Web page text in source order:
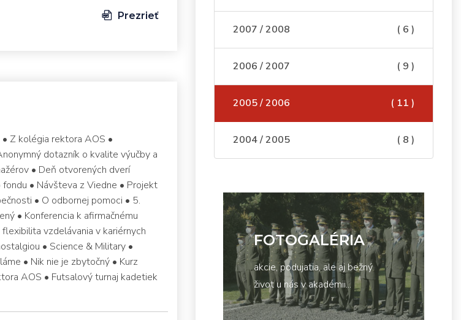
Prezrieť
Z kolégia rektora AOS •
dotazník o kvalite výučby a
• Deň otvorených dverí
• Návšteva z Viedne • Projekt
• O odbornej pomoci • 5.
• Konferencia k afirmačnému
vzdelávania v kariérnych
• Science & Military •
• Nik nie je zbytočný • Kurz
AOS • Futsalový turnaj kadetiek
2007 / 2008 ( 6 )
2006 / 2007 ( 9 )
2005 / 2006 ( 11 )
2004 / 2005 ( 8 )
FOTOGALÉRIA
akcie, podujatia, ale aj bežný
život u nás v akadémii...